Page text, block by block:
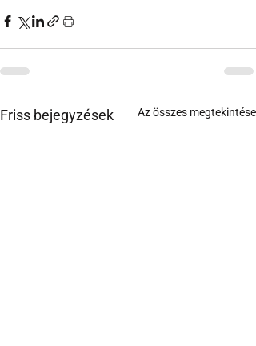
Friss bejegyzések Az összes megtekintése